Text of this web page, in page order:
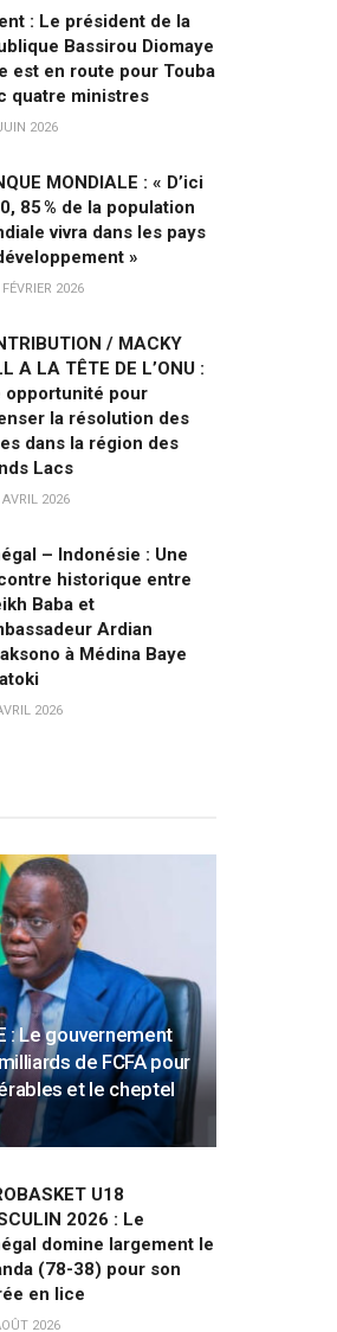
: Le président de la
Bassirou Diomaye
est en route pour Touba
quatre ministres
2026
MONDIALE : « D’ici
85 % de la population
vivra dans les pays
»
FÉVRIER 2026
/ MACKY
A LA TÊTE DE L’ONU :
opportunité pour
la résolution des
dans la région des
Lacs
AVRIL 2026
– Indonésie : Une
historique entre
Baba et
Ardian
à Médina Baye
2026
: Le gouvernement
de FCFA pour
et le cheptel
U18
2026 : Le
domine largement le
(78-38) pour son
en lice
2026